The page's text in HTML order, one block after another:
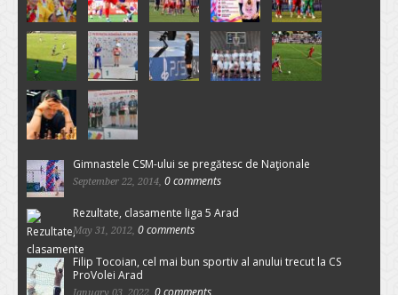
Gimnastele CSM-ului se pregătesc de Naţionale
September 22, 2014, 0 comments
Rezultate, clasamente liga 5 Arad
May 31, 2012, 0 comments
Filip Tocoian, cel mai bun sportiv al anului trecut la CS
ProVolei Arad
January 03, 2022, 0 comments